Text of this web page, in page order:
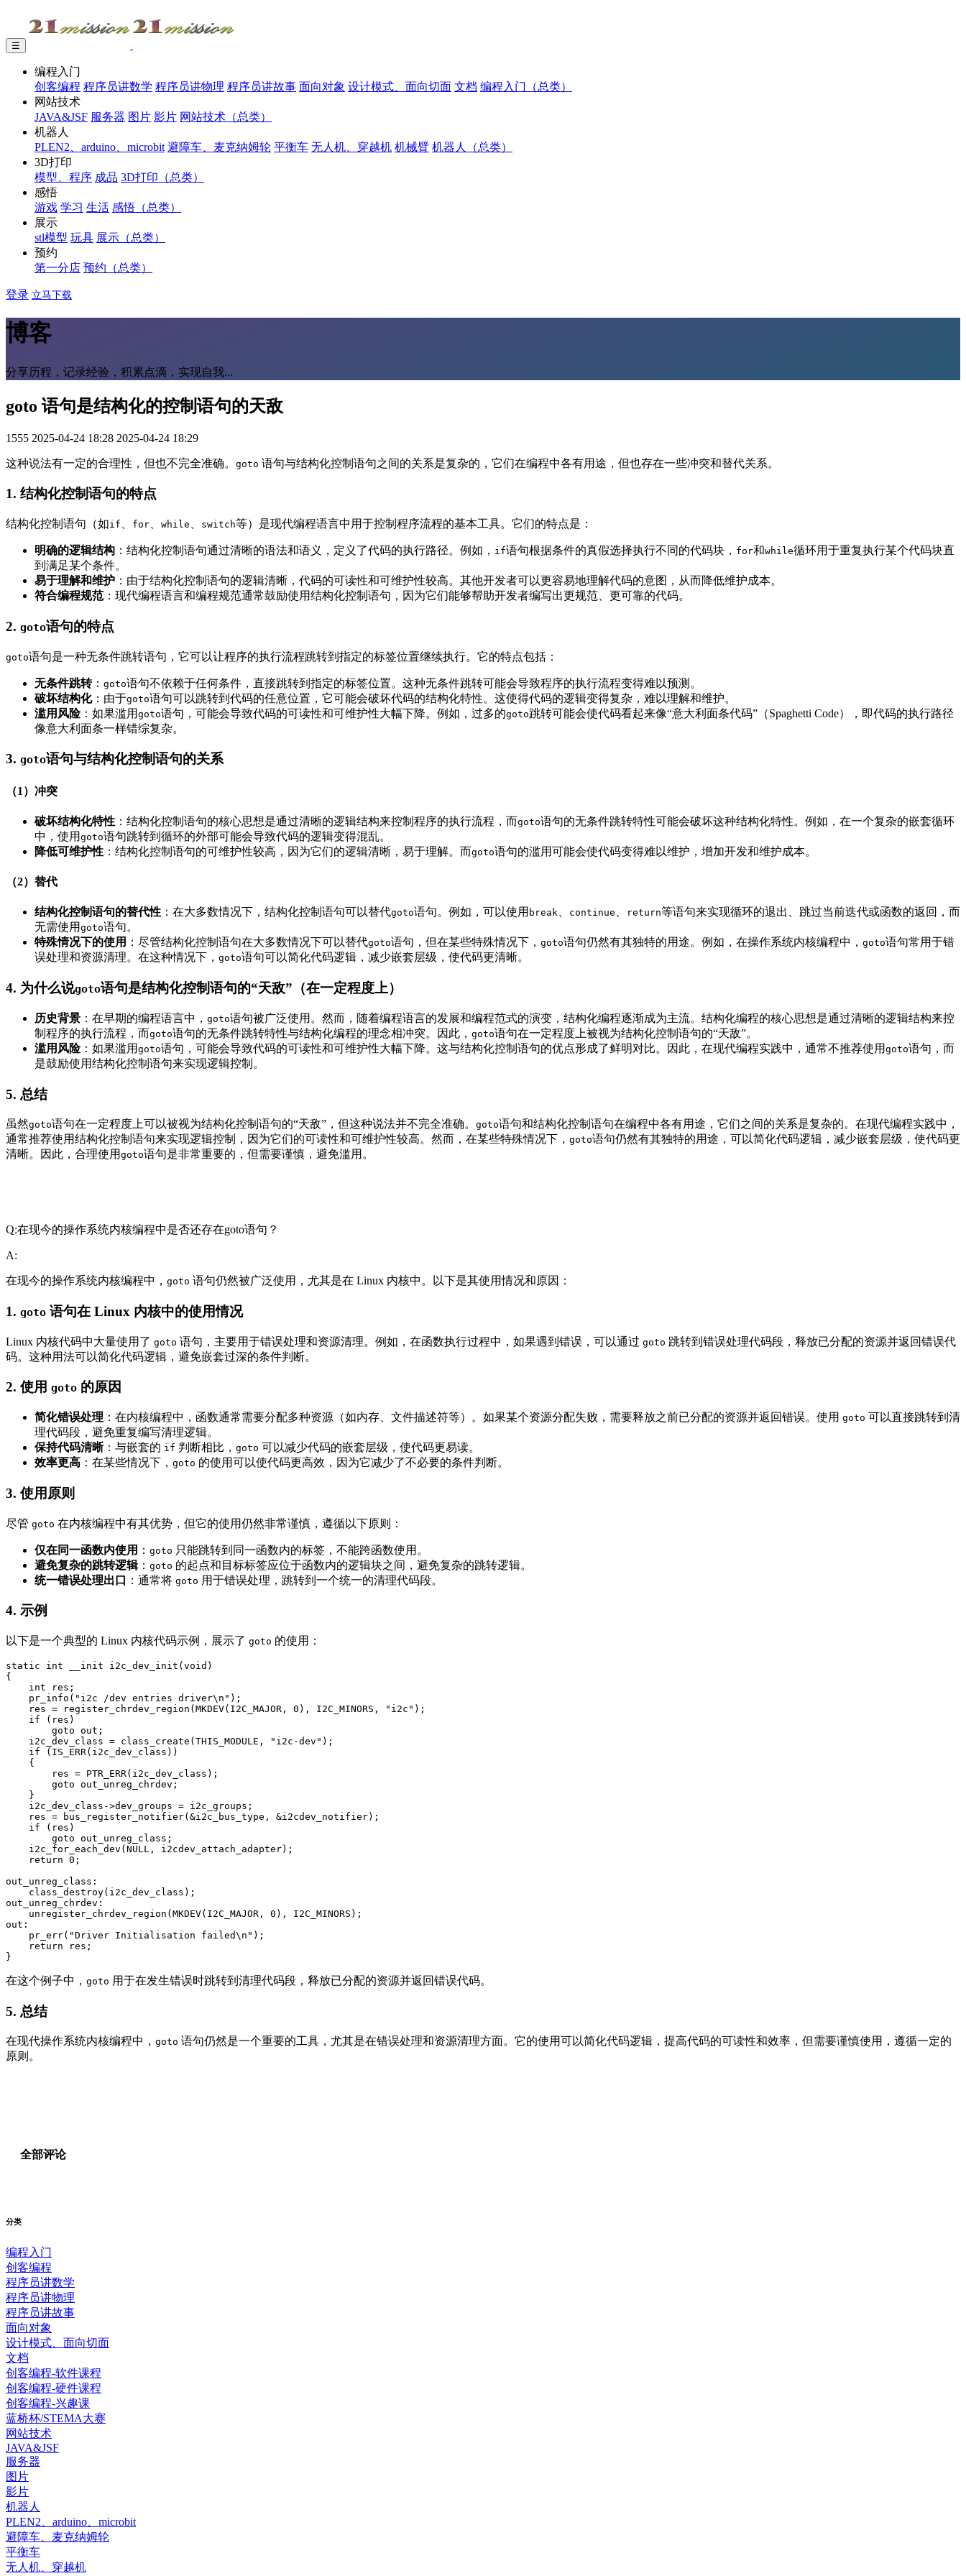
☰
编程入门
创客编程 程序员讲数学 程序员讲物理 程序员讲故事 面向对象 设计模式、面向切面 文档 编程入门（总类）
网站技术
JAVA&JSF 服务器 图片 影片 网站技术（总类）
机器人
PLEN2、arduino、microbit 避障车、麦克纳姆轮 平衡车 无人机、穿越机 机械臂 机器人（总类）
3D打印
模型、程序 成品 3D打印（总类）
感悟
游戏 学习 生活 感悟（总类）
展示
stl模型 玩具 展示（总类）
预约
第一分店 预约（总类）
登录 立马下载
博客
分享历程，记录经验，积累点滴，实现自我...
goto 语句是结构化的控制语句的天敌
1555 2025-04-24 18:28 2025-04-24 18:29
这种说法有一定的合理性，但也不完全准确。 goto 语句与结构化控制语句之间的关系是复杂的，它们在编程中各有用途，但也存在一些冲突和替代关系。
1. 结构化控制语句的特点
结构化控制语句（如if for while switch等）是现代编程语言中用于控制程序流程的基本工具。它们的特点是：
明确的逻辑结构 ：结构化控制语句通过清晰的语法和语义，定义了代码的执行路径。例如， if语句根据条件的真假选择执行不同的代码块， for和while循环用于重复执行某个代码块直
到满足某个条件。
易于理解和维护 ：由于结构化控制语句的逻辑清晰，代码的可读性和可维护性较高。其他开发者可以更容易地理解代码的意图，从而降低维护成本。
符合编程规范：现代编程语言和编程规范通常鼓励使用结构化控制语句，因为它们能够帮助开发者编写出更规范、更可靠的代码。
2. goto语句的特点
goto语句是一种无条件跳转语句，它可以让程序的执行流程跳转到指定的标签位置继续执行。它的特点包括：
无条件跳转： goto语句不依赖于任何条件，直接跳转到指定的标签位置。这种无条件跳转可能会导致程序的执行流程变得难以预测。
破坏结构化：由于goto语句可以跳转到代码的任意位置，它可能会破坏代码的结构化特性。这使得代码的逻辑变得复杂，难以理解和维护。
滥用风险：如果滥用 goto语句，可能会导致代码的可读性和可维护性大幅下降。例如，过多的goto跳转可能会使代码看起来像“意大利面条代码”（Spaghetti Code），即代码的执行路径
像意大利面条一样错综复杂。
3. goto语句与结构化控制语句的关系
（1）冲突
破坏结构化特性 ：结构化控制语句的核心思想是通过清晰的逻辑结构来控制程序的执行流程，而goto语句的无条件跳转特性可能会破坏这种结构化特性。例如，在一个复杂的嵌套循环
中，使用 goto语句跳转到循环的外部可能会导致代码的逻辑变得混乱。
降低可维护性 ：结构化控制语句的可维护性较高，因为它们的逻辑清晰，易于理解。而goto语句的滥用可能会使代码变得难以维护，增加开发和维护成本。
（2）替代
结构化控制语句的替代性 ：在大多数情况下，结构化控制语句可以替代goto语句。例如，可以使用 break continue return等语句来实现循环的退出、跳过当前迭代或函数的返回，而
无需使用 goto语句。
特殊情况下的使用 ：尽管结构化控制语句在大多数情况下可以替代goto语句，但在某些特殊情况下， goto语句仍然有其独特的用途。例如，在操作系统内核编程中， goto语句常用于错
误处理和资源清理。在这种情况下， goto语句可以简化代码逻辑，减少嵌套层级，使代码更清晰。
4. 为什么说goto语句是结构化控制语句的“天敌”（在一定程度上）
历史背景 ：在早期的编程语言中， goto语句被广泛使用。然而，随着编程语言的发展和编程范式的演变，结构化编程逐渐成为主流。结构化编程的核心思想是通过清晰的逻辑结构来控
制程序的执行流程，而goto语句的无条件跳转特性与结构化编程的理念相冲突。因此， goto语句在一定程度上被视为结构化控制语句的“天敌”。
滥用风险：如果滥用 goto语句，可能会导致代码的可读性和可维护性大幅下降。这与结构化控制语句的优点形成了鲜明对比。因此，在现代编程实践中，通常不推荐使用 goto语句，而
是鼓励使用结构化控制语句来实现逻辑控制。
5. 总结
虽然goto语句在一定程度上可以被视为结构化控制语句的“天敌”，但这种说法并不完全准确。 goto语句和结构化控制语句在编程中各有用途，它们之间的关系是复杂的。在现代编程实践中，
通常推荐使用结构化控制语句来实现逻辑控制，因为它们的可读性和可维护性较高。然而，在某些特殊情况下， goto语句仍然有其独特的用途，可以简化代码逻辑，减少嵌套层级，使代码更
清晰。因此，合理使用 goto语句是非常重要的，但需要谨慎，避免滥用。
Q:在现今的操作系统内核编程中是否还存在goto语句？
A:
在现今的操作系统内核编程中， goto 语句仍然被广泛使用，尤其是在 Linux 内核中。以下是其使用情况和原因：
1. goto 语句在 Linux 内核中的使用情况
Linux 内核代码中大量使用了 goto 语句，主要用于错误处理和资源清理。例如，在函数执行过程中，如果遇到错误，可以通过 goto 跳转到错误处理代码段，释放已分配的资源并返回错误代
码。这种用法可以简化代码逻辑，避免嵌套过深的条件判断。
2. 使用 goto 的原因
简化错误处理 ：在内核编程中，函数通常需要分配多种资源（如内存、文件描述符等）。如果某个资源分配失败，需要释放之前已分配的资源并返回错误。使用 goto 可以直接跳转到清
理代码段，避免重复编写清理逻辑。
保持代码清晰：与嵌套的 if 判断相比， goto 可以减少代码的嵌套层级，使代码更易读。
效率更高 ：在某些情况下， goto 的使用可以使代码更高效，因为它减少了不必要的条件判断。
3. 使用原则
尽管 goto 在内核编程中有其优势，但它的使用仍然非常谨慎，遵循以下原则：
仅在同一函数内使用 ： goto 只能跳转到同一函数内的标签，不能跨函数使用。
避免复杂的跳转逻辑： goto 的起点和目标标签应位于函数内的逻辑块之间，避免复杂的跳转逻辑。
统一错误处理出口
：通常将 goto 用于错误处理，跳转到一个统一的清理代码段。
4. 示例
以下是一个典型的 Linux 内核代码示例，展示了 goto 的使用：
static int __init i2c_dev_init(void)
{
    int res;
    pr_info("i2c /dev entries driver\n");
    res = register_chrdev_region(MKDEV(I2C_MAJOR, 0), I2C_MINORS, "i2c");
    if (res)
        goto out;
    i2c_dev_class = class_create(THIS_MODULE, "i2c-dev");
    if (IS_ERR(i2c_dev_class))
    {
        res = PTR_ERR(i2c_dev_class);
        goto out_unreg_chrdev;
    }
    i2c_dev_class->dev_groups = i2c_groups;
    res = bus_register_notifier(&i2c_bus_type, &i2cdev_notifier);
    if (res)
        goto out_unreg_class;
    i2c_for_each_dev(NULL, i2cdev_attach_adapter);
    return 0;
out_unreg_class:
    class_destroy(i2c_dev_class);
out_unreg_chrdev:
    unregister_chrdev_region(MKDEV(I2C_MAJOR, 0), I2C_MINORS);
out:
    pr_err("Driver Initialisation failed\n");
    return res;
}
在这个例子中， goto 用于在发生错误时跳转到清理代码段，释放已分配的资源并返回错误代码。
5. 总结
在现代操作系统内核编程中， goto 语句仍然是一个重要的工具，尤其是在错误处理和资源清理方面。它的使用可以简化代码逻辑，提高代码的可读性和效率，但需要谨慎使用，遵循一定的
原则。
全部评论
分类
编程入门
创客编程
程序员讲数学
程序员讲物理
程序员讲故事
面向对象
设计模式、面向切面
文档
创客编程-软件课程
创客编程-硬件课程
创客编程-兴趣课
蓝桥杯/STEMA大赛
网站技术
JAVA&JSF
服务器
图片
影片
机器人
PLEN2、arduino、microbit
避障车、麦克纳姆轮
平衡车
无人机、穿越机